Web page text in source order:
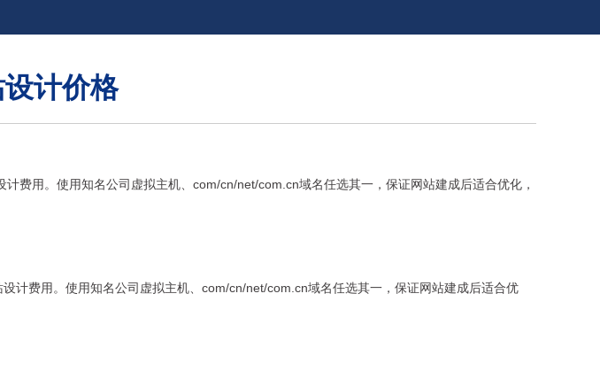
计价格
费用。使用知名公司虚拟主机、com/cn/net/com.cn域名任选其一，保证网站建成后适合优化，
计费用。使用知名公司虚拟主机、com/cn/net/com.cn域名任选其一，保证网站建成后适合优